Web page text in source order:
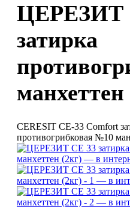
ЦЕРЕЗИТ
затирка
манхеттен
CERESIT CE-33 Comfort
противогрибковая №10